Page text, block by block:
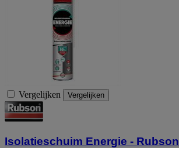
Vergelijken Vergelijken
Isolatieschuim Energie - Rubson